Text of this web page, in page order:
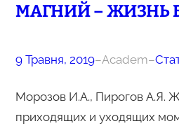
МАГНИЙ – ЖИЗНЬ
9 Травня, 2019–Academ–
Морозов И.А., Пирогов А.Я.
приходящих и уходящих